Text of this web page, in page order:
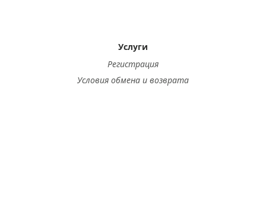
Услуги
Регистрация
Условия обмена и возврата